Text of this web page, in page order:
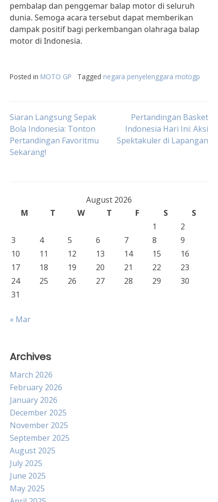
pembalap dan penggemar balap motor di seluruh
dunia. Semoga acara tersebut dapat memberikan
dampak positif bagi perkembangan olahraga balap
motor di Indonesia.
Posted in MOTO GP Tagged negara penyelenggara motogp
Post
navigation
Siaran Langsung Sepak
Bola Indonesia: Tonton
Pertandingan Favoritmu
Sekarang!
Pertandingan Basket
Indonesia Hari Ini: Aksi
Spektakuler di Lapangan
August 2026
M
T W T F S
S
1
2
3
4 5 6 7 8
9
10
11 12 13 14 15
16
17
18 19 20 21 22
23
24
25 26 27 28 29
30
31
« Mar
Archives
March 2026
February 2026
January 2026
December 2025
November 2025
September 2025
August 2025
July 2025
June 2025
May 2025